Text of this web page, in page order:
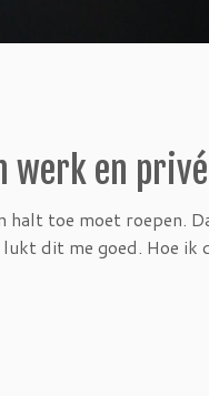
werk en privé
halt toe moet roepen.
dit me goed. Hoe